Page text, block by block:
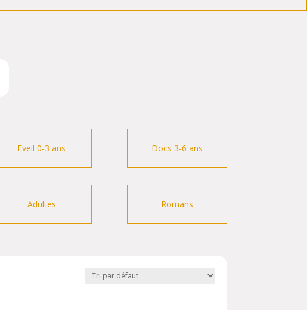
Eveil 0-3 ans
Adultes
Docs 3-6 ans
Romans